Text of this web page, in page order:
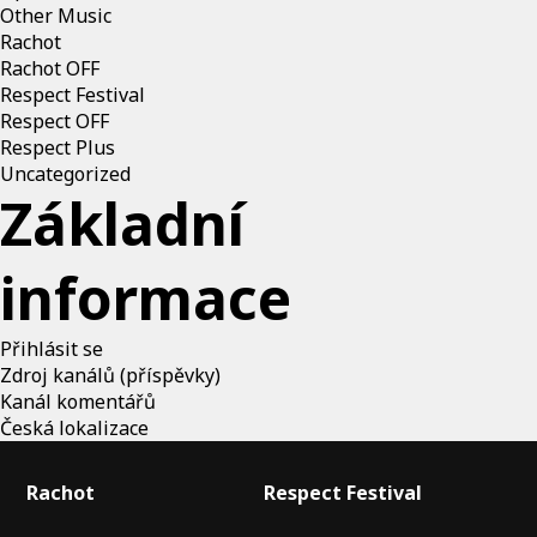
Other Music
Rachot
Rachot OFF
Respect Festival
Respect OFF
Respect Plus
Uncategorized
Základní
informace
Přihlásit se
Zdroj kanálů (příspěvky)
Kanál komentářů
Česká lokalizace
Rachot Respect Festival